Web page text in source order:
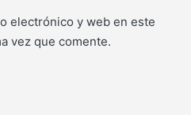
electrónico y web en este
vez que comente.